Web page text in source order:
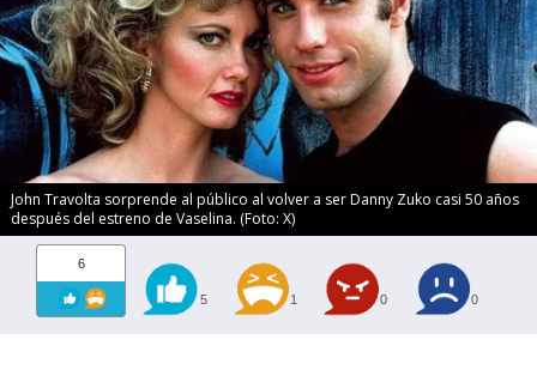
John Travolta sorprende al público al volver a ser Danny Zuko casi 50 años
después del estreno de Vaselina. (Foto: X)
6
5 1 0 0